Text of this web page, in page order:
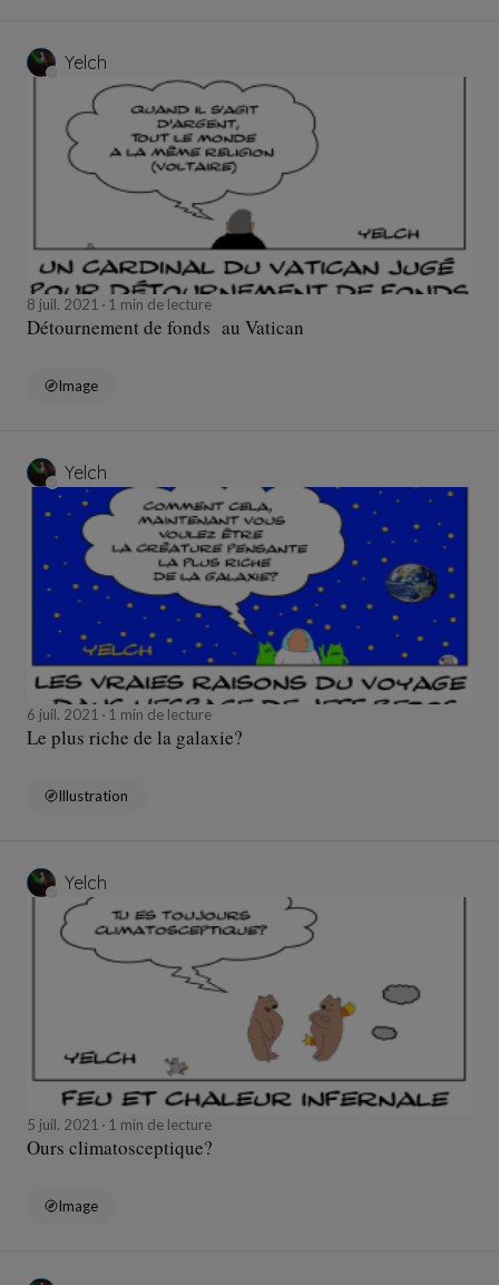
Yelch
8 juil. 2021 1 min de lecture
Détournement de fonds au Vatican
Image
Yelch
6 juil. 2021 1 min de lecture
Le plus riche de la galaxie?
Illustration
Yelch
5 juil. 2021 1 min de lecture
Ours climatosceptique?
Image